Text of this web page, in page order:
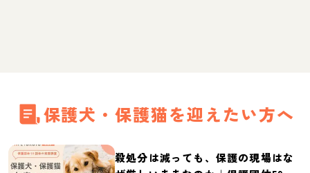
保護犬・保護猫を迎えたい方へ
殺処分は減っても、保護の現場はな